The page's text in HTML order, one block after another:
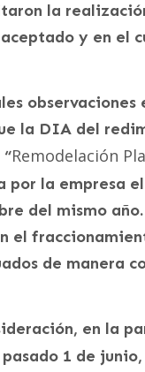
la
y en el
la DIA del
Remodelación
por la empresa
del mismo
el
de manera
en la
1 de